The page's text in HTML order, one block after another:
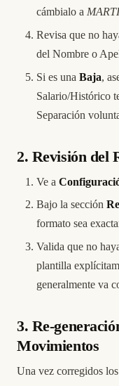
cámbialo a
Revisa que no
del Nombre o
Si es una Baja,
Salario/Histórico
Separación
2. Revisión del
Ve a
Bajo la sección
formato sea
Valida que no
plantilla
generalmente va
3. Re-
Movimientos
Una vez corregidos